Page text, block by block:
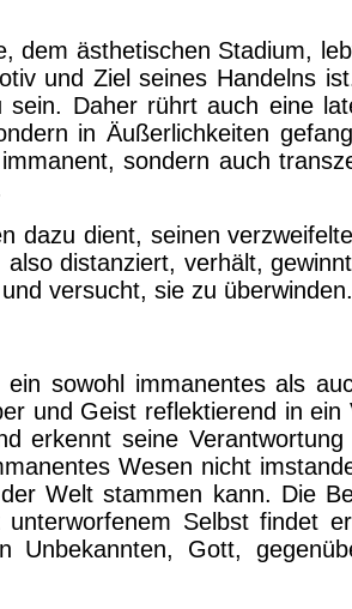
dem ästhetischen Stadium,
und Ziel seines Handelns
Daher rührt auch eine
in Äußerlichkeiten
sondern auch
dazu dient, seinen
distanziert, verhält,
versucht, sie zu
sowohl immanentes als
und Geist reflektierend in
erkennt seine
Wesen nicht
Welt stammen kann. Die
Selbst findet
Unbekannten, Gott,